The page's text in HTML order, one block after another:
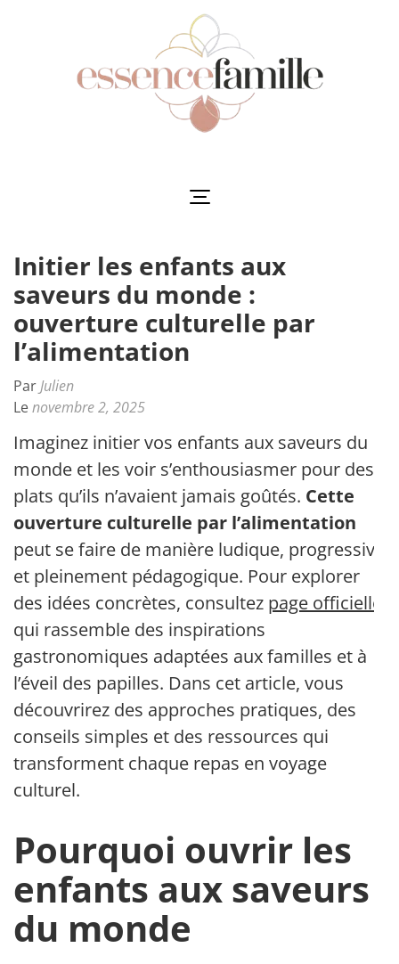
Initier les enfants aux
saveurs du monde :
ouverture culturelle par
l’alimentation
ParJulien
Lenovembre 2, 2025
Imaginez initier vos enfants aux saveurs du
monde et les voir s’enthousiasmer pour des
plats qu’ils n’avaient jamais goûtés. Cette
ouverture culturelle par l’alimentation
peut se faire de manière ludique, progressive
et pleinement pédagogique. Pour explorer
des idées concrètes, consultez page officielle
qui rassemble des inspirations
gastronomiques adaptées aux familles et à
l’éveil des papilles. Dans cet article, vous
découvrirez des approches pratiques, des
conseils simples et des ressources qui
transforment chaque repas en voyage
culturel.
Pourquoi ouvrir les
enfants aux saveurs
du monde